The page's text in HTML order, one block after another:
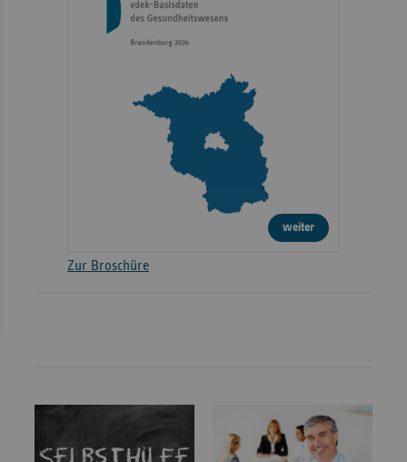
weiter
Zur Broschüre